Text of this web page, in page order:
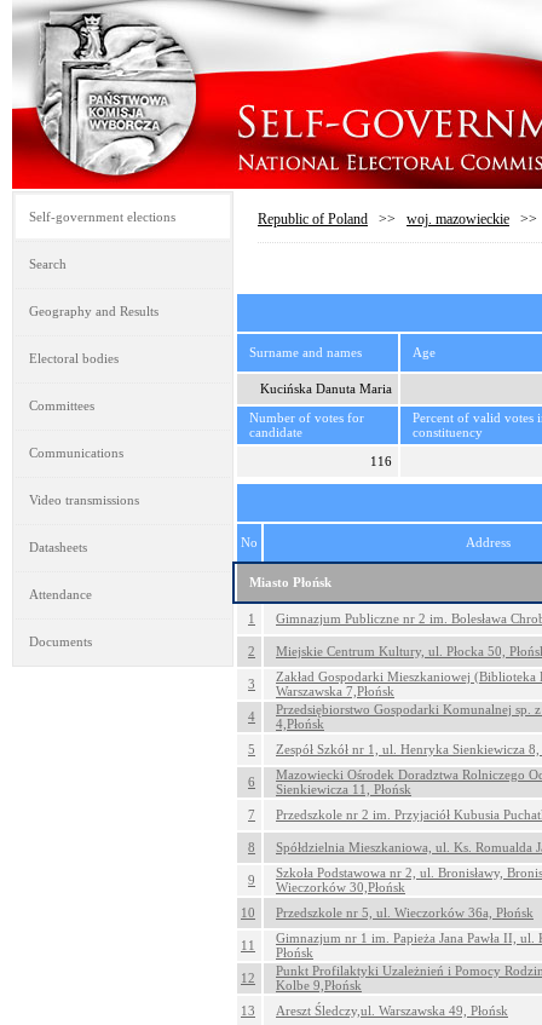
Self-government elections
Search
Geography and Results
Electoral bodies
Committees
Communications
Video transmissions
Datasheets
Attendance
Documents
Republic of Poland >> woj. mazowieckie
Surname and names Age
Kucińska Danuta Maria
Number of votes for
candidate
Percent of valid votes
constituency
116
No Address
Miasto Płońsk
1 Gimnazjum Publiczne nr 2 im. Bolesława
2 Miejskie Centrum Kultury, ul. Płocka 50,
3
Zakład Gospodarki Mieszkaniowej (Biblioteka
Warszawska 7,Płońsk
4
Przedsiębiorstwo Gospodarki Komunalnej sp.
4,Płońsk
5
Zespół Szkół nr 1, ul. Henryka Sienkiewicza 8,
6
Mazowiecki Ośrodek Doradztwa Rolniczego
Sienkiewicza 11, Płońsk
7
Przedszkole nr 2 im. Przyjaciół Kubusia
8 Spółdzielnia Mieszkaniowa, ul. Ks. Romualda
9
Szkoła Podstawowa nr 2, ul. Bronisławy,
Wieczorków 30,Płońsk
10
Przedszkole nr 5, ul. Wieczorków 36a, Płońsk
11
Gimnazjum nr 1 im. Papieża Jana Pawła II, ul.
Płońsk
12
Punkt Profilaktyki Uzależnień i Pomocy
Kolbe 9,Płońsk
13
Areszt Śledczy,ul. Warszawska 49, Płońsk